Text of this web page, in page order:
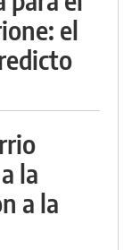
el
la
a la